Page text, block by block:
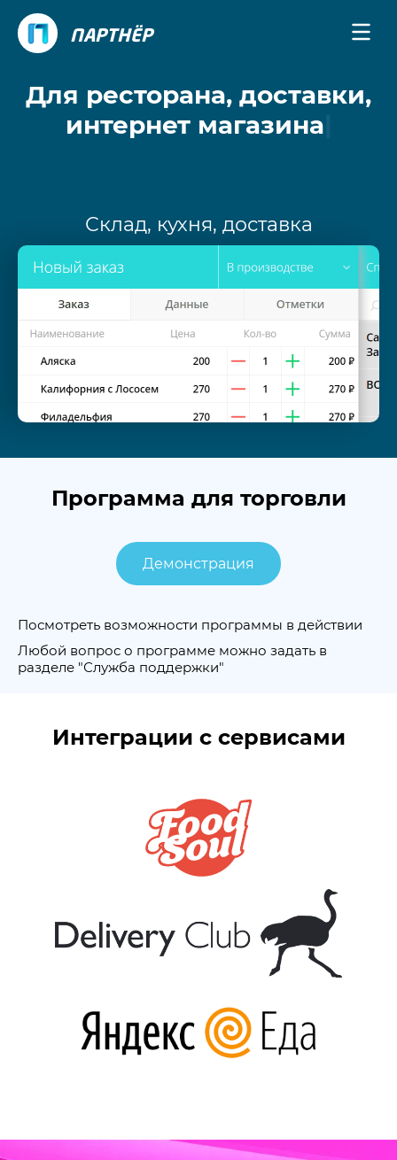
ПАРТНЁР
Для ресторана, доставки,
интернет магазина
Склад, кухня, доставка
Программа для торговли
Демонстрация
Посмотреть возможности программы в действии
Любой вопрос о программе можно задать в
разделе "Служба поддержки"
Интеграции с сервисами